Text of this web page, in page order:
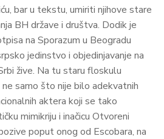
bar u tekstu, umiriti njihove stare
BH države i društva. Dodik je
na Sporazum u Beogradu
jedinstvo i objedinjavanje na
žive. Na tu staru floskulu
samo što nije bilo adekvatnih
aktera koji se tako
mimikriju i inačicu Otvoreni
poput onog od Escobara, na